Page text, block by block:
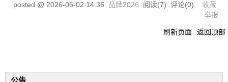
posted @ 2026-06-02 14:36 品牌2026 阅读(7) 评论(0) 收藏
举报
刷新页面 返回顶部